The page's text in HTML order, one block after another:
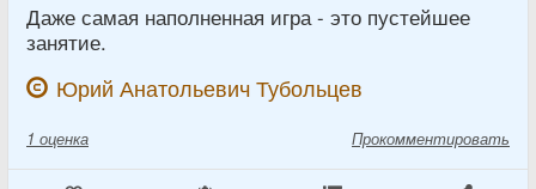
Даже самая наполненная игра - это пустейшее
занятие.
Юрий Анатольевич Тубольцев
1 оценка Прокомментировать